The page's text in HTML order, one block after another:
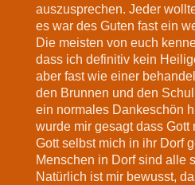
auszusprechen. Jeder
es war des Guten fast ein
Die meisten von euch
dass ich definitiv kein
aber fast wie einer
den Brunnen und den
ein normales Dankeschön
wurde mir gesagt dass Gott
Gott selbst mich in ihr Dorf
Menschen in Dorf sind alle
Natürlich ist mir bewusst,